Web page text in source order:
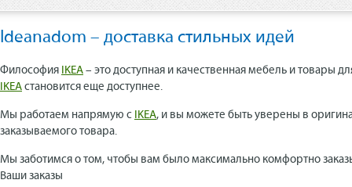
Ideanadom – доставка стильных идей
Философия IKEA – это доступная и качественная мебель и товары
IKEA становится еще доступнее.
Мы работаем напрямую с IKEA, и вы можете быть уверены в
заказываемого товара.
Мы заботимся о том, чтобы вам было максимально комфортно
Ваши заказы